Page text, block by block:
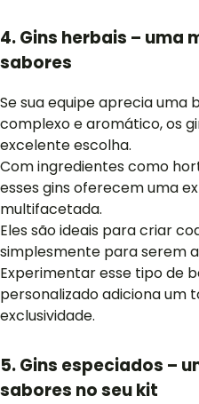
4. Gins herbais – uma
sabores
Se sua equipe aprecia uma
complexo e aromático, os
excelente escolha.
Com ingredientes como
esses gins oferecem uma
multifacetada.
Eles são ideais para criar
simplesmente para serem
Experimentar esse tipo de
personalizado adiciona um
exclusividade.
5. Gins especiados –
sabores no seu kit